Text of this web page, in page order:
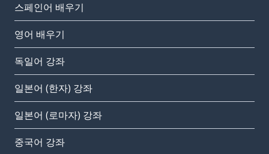
스페인어 배우기
영어 배우기
독일어 강좌
일본어 (한자) 강좌
일본어 (로마자) 강좌
중국어 강좌